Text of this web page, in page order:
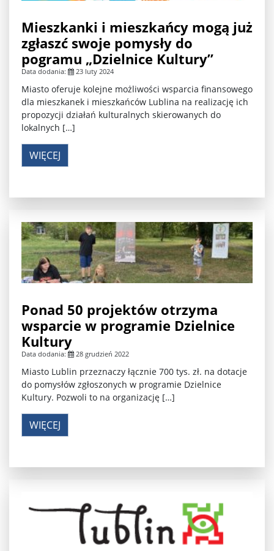
Mieszkanki i mieszkańcy mogą już
zgłaszć swoje pomysły do
pogramu „Dzielnice Kultury”
Data dodania: 23 luty 2024
Miasto oferuje kolejne możliwości wsparcia finansowego
dla mieszkanek i mieszkańców Lublina na realizację ich
propozycji działań kulturalnych skierowanych do
lokalnych […]
WIĘCEJ
Ponad 50 projektów otrzyma
wsparcie w programie Dzielnice
Kultury
Data dodania: 28 grudzień 2022
Miasto Lublin przeznaczy łącznie 700 tys. zł. na dotacje
do pomysłów zgłoszonych w programie Dzielnice
Kultury. Pozwoli to na organizację […]
WIĘCEJ